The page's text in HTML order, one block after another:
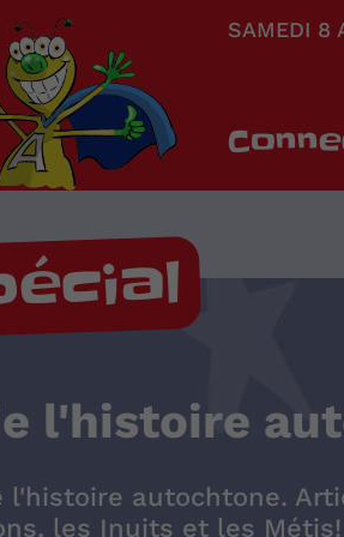
SAMEDI 8
l'histoire
autochtone.
les Inuits et les Métis!